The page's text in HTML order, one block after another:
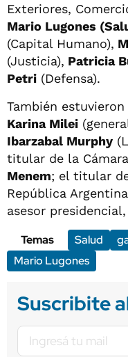
Exteriores,
Mario Lugones
(Capital Humano),
(Justicia), Patricia
Petri (Defensa).
También
Karina Milei
Ibarzabal Murphy
titular de la
Menem; el titular
República
asesor presidencial,
Temas
Salud
Mario Lugones
Suscribite